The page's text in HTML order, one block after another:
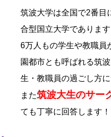
筑波大学は全国で2番目
合型国立大学でありま
6万人もの学生や教職員
園都市とも呼ばれる筑
生・教職員の過ごし方
また筑波大生のサー
ても丁寧に回答します！